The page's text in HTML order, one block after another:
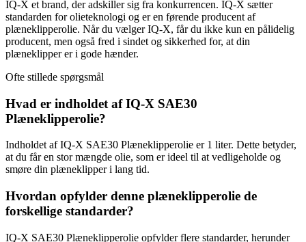
IQ-X et brand, der adskiller sig fra konkurrencen. IQ-X sætter
standarden for olieteknologi og er en førende producent af
plæneklipperolie. Når du vælger IQ-X, får du ikke kun en pålidelig
producent, men også fred i sindet og sikkerhed for, at din
plæneklipper er i gode hænder.
Ofte stillede spørgsmål
Hvad er indholdet af IQ-X SAE30
Plæneklipperolie?
Indholdet af IQ-X SAE30 Plæneklipperolie er 1 liter. Dette betyder,
at du får en stor mængde olie, som er ideel til at vedligeholde og
smøre din plæneklipper i lang tid.
Hvordan opfylder denne plæneklipperolie de
forskellige standarder?
IQ-X SAE30 Plæneklipperolie opfylder flere standarder, herunder